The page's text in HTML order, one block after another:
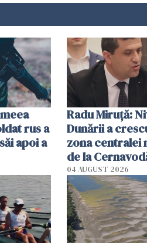
rus a
apoi a
Radu Miruţă:
Dunării a
zona centralei
de la
cm faţă de
04 AUGUST 2026